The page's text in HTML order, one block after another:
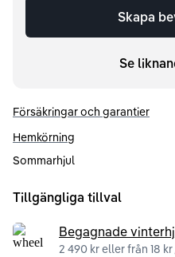
Skapa
Se
Försäkringar och garantier
Hemkörning
Sommarhjul
Tillgängliga tillval
Begagnade
2 490 kr eller från 18